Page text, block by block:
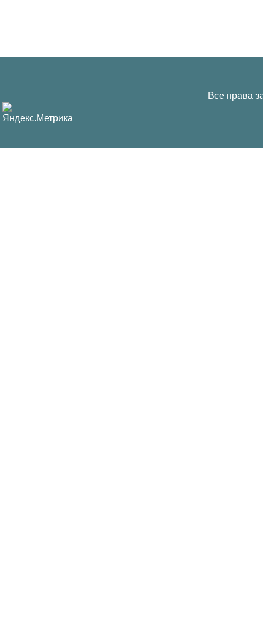
Все права